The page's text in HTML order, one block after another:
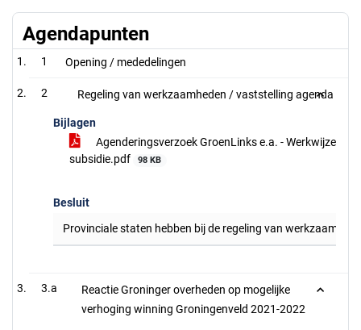
Agendapunten
1 Opening / mededelingen
2 Regeling van werkzaamheden / vaststelling agenda
Bijlagen
Agenderingsverzoek GroenLinks e.a. - Werkwijze
subsidie.pdf
98 KB
Besluit
Provinciale staten hebben bij de regeling van
3.a
Reactie Groninger overheden op mogelijke
verhoging winning Groningenveld 2021-2022